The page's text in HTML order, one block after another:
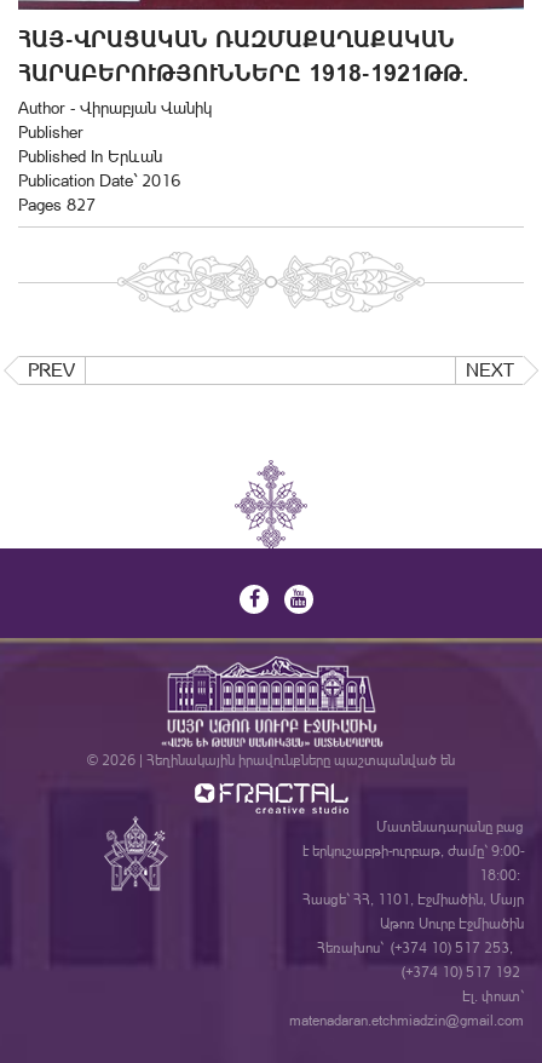
ՀԱՅ-ՎՐԱՑԱԿԱՆ ՌԱԶՄԱՔԱՂԱՔԱԿԱՆ
ՀԱՐԱԲԵՐՈՒԹՅՈՒՆՆԵՐԸ 1918-1921ԹԹ.
Author - Վիրաբյան Վանիկ
Publisher
Published In Երևան
Publication Date` 2016
Pages 827
PREV NEXT
© 2026 | Հեղինակային իրավունքները պաշտպանված են
Մատենադարանը բաց
է երկուշաբթի-ուրբաթ, ժամը` 9:00-
18:00:
Հասցե` ՀՀ, 1101, Էջմիածին, Մայր
Աթոռ Սուրբ Էջմիածին
Հեռախոս` (+374 10) 517 253,
(+374 10) 517 192
Էլ. փոստ`
matenadaran.etchmiadzin@gmail.com